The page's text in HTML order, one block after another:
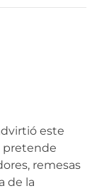
este
pretende
remesas
de la